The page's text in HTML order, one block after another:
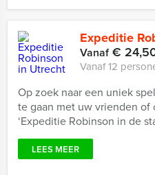
Expeditie
Vanaf€
Vanaf 12
Op zoek naar een uniek
te gaan met uw vrienden of
‘Expeditie Robinson in de
LEES MEER